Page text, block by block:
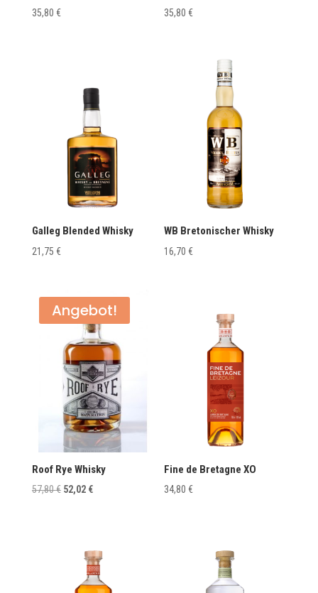
35,80 € 35,80€
Galleg Blended Whisky
21,75 €
WB Bretonischer Whisky
16,70€
Angebot!
Roof Rye Whisky
57,80€ URSPRÜNGLICHER
52,02 €AKTUELLER
Fine de Bretagne XO
34,80€